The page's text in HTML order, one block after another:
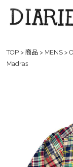
TOP > 商品 > MENS >
Madras